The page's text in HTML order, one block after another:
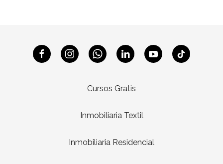
Cursos Gratis
Inmobiliaria Textil
Inmobiliaria Residencial